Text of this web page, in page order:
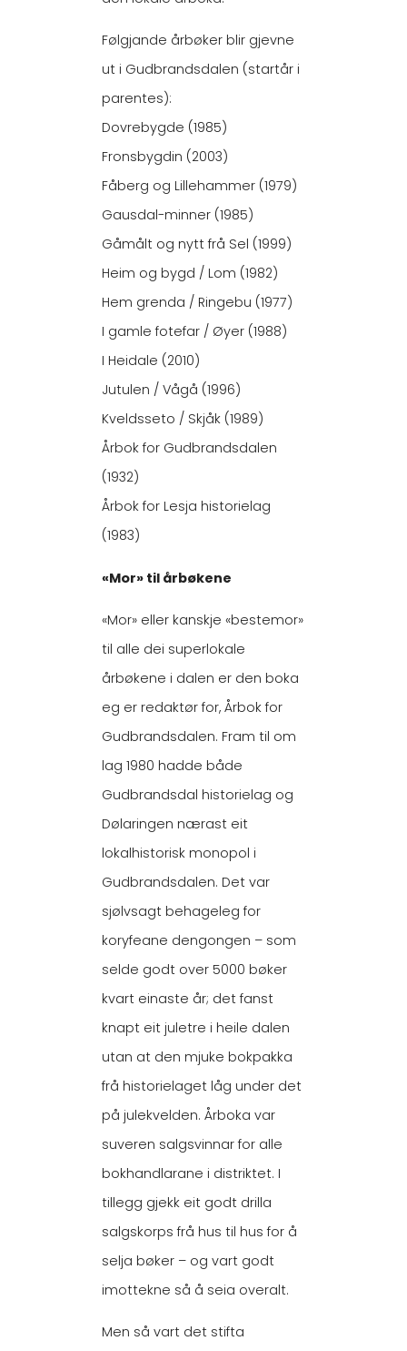
Følgjande årbøker blir gjevne
ut i Gudbrandsdalen (startår i
parentes):
Dovrebygde (1985)
Fronsbygdin (2003)
Fåberg og Lillehammer (1979)
Gausdal-minner (1985)
Gåmålt og nytt frå Sel (1999)
Heim og bygd / Lom (1982)
Hem grenda / Ringebu (1977)
I gamle fotefar / Øyer (1988)
I Heidale (2010)
Jutulen / Vågå (1996)
Kveldsseto / Skjåk (1989)
Årbok for Gudbrandsdalen
(1932)
Årbok for Lesja historielag
(1983)
«Mor» til årbøkene
«Mor» eller kanskje «bestemor»
til alle dei superlokale
årbøkene i dalen er den boka
eg er redaktør for, Årbok for
Gudbrandsdalen. Fram til om
lag 1980 hadde både
Gudbrandsdal historielag og
Dølaringen nærast eit
lokalhistorisk monopol i
Gudbrandsdalen. Det var
sjølvsagt behageleg for
koryfeane dengongen – som
selde godt over 5000 bøker
kvart einaste år; det fanst
knapt eit juletre i heile dalen
utan at den mjuke bokpakka
frå historielaget låg under det
på julekvelden. Årboka var
suveren salgsvinnar for alle
bokhandlarane i distriktet. I
tillegg gjekk eit godt drilla
salgskorps frå hus til hus for å
selja bøker – og vart godt
imottekne så å seia overalt.
Men så vart det stifta